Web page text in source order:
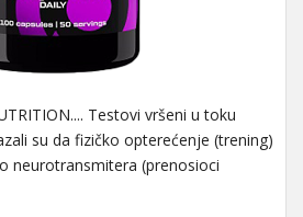
Testovi vršeni u toku
su da fizičko opterećenje (trening)
neurotransmitera (prenosioci